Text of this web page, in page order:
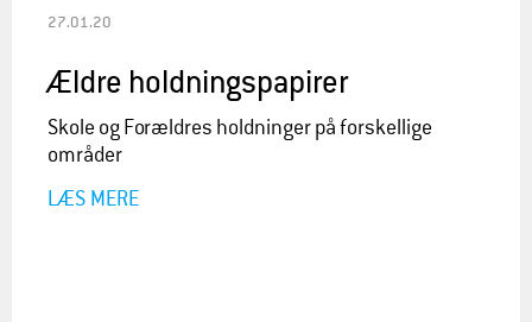
27.01.20
Ældre holdningspapirer
Skole og Forældres holdninger på forskellige
områder
LÆS MERE